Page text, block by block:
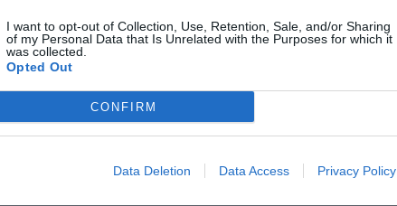
I want to opt-out of Collection, Use, Retention, Sale, and/or Sharing
of my Personal Data that Is Unrelated with the Purposes for which it
was collected.
Opted Out
CONFIRM
Data Deletion Data Access Privacy Policy